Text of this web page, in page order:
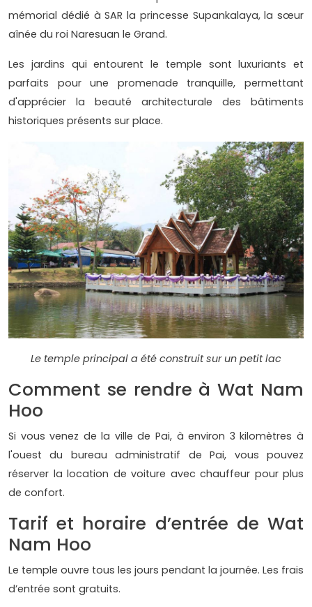
mémorial dédié à SAR la princesse Supankalaya, la sœur
aînée du roi Naresuan le Grand.
Les jardins qui entourent le temple sont luxuriants et
parfaits pour une promenade tranquille, permettant
d'apprécier la beauté architecturale des bâtiments
historiques présents sur place.
Le temple principal a été construit sur un petit lac
Comment se rendre à Wat Nam
Hoo
Si vous venez de la ville de Pai, à environ 3 kilomètres à
l'ouest du bureau administratif de Pai, vous pouvez
réserver la location de voiture avec chauffeur pour plus
de confort.
Tarif et horaire d’entrée de Wat
Nam Hoo
Le temple ouvre tous les jours pendant la journée. Les frais
d’entrée sont gratuits.